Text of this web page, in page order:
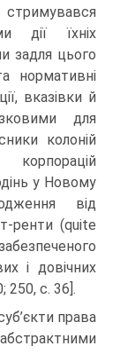
дії їхніх
задля цього
нормативні
вказівки й
для
колоній
у Новому
від
ренти (quite
і довічних
250, с. 36].
права